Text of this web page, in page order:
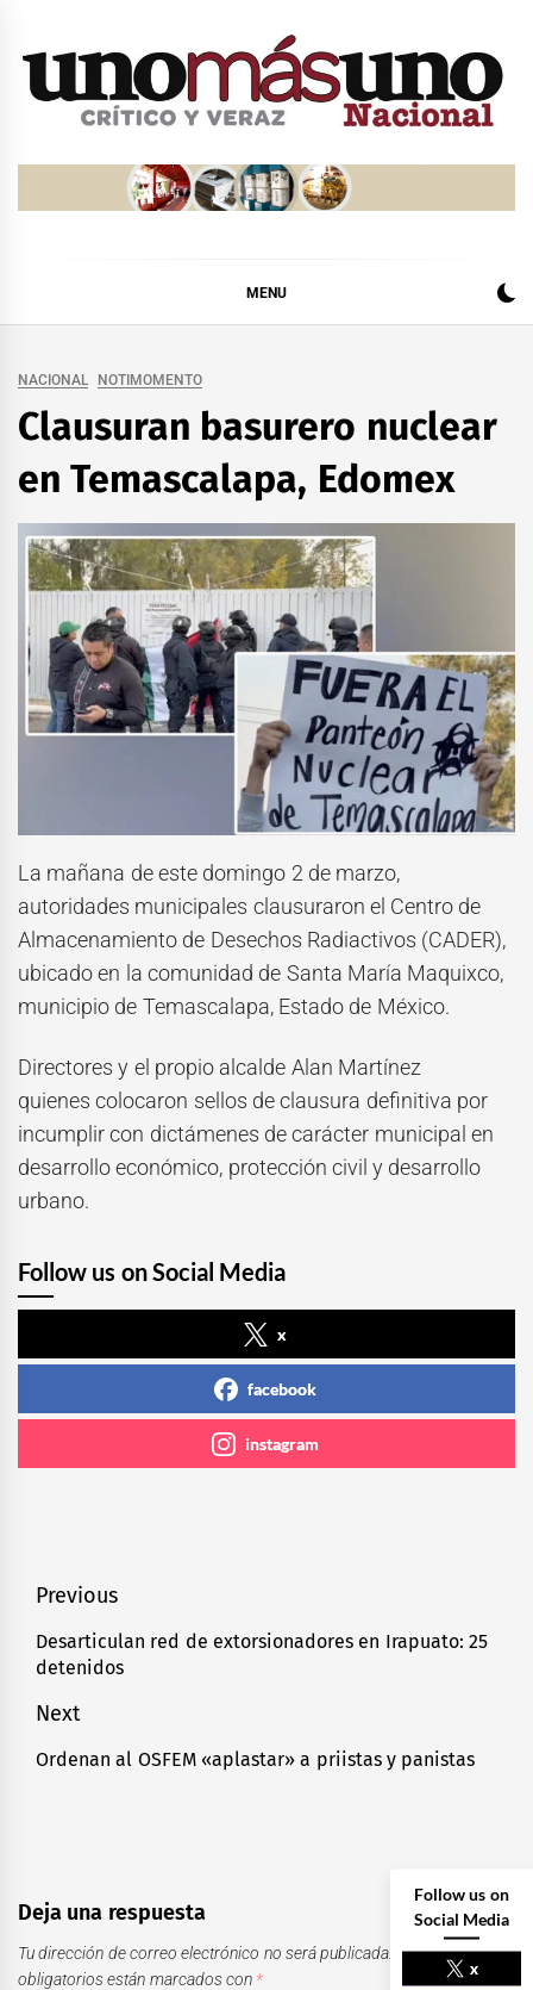
MENU
NACIONAL NOTIMOMENTO
Clausuran basurero nuclear
en Temascalapa, Edomex
La mañana de este domingo 2 de marzo,
autoridades municipales clausuraron el Centro de
Almacenamiento de Desechos Radiactivos (CADER),
ubicado en la comunidad de Santa María Maquixco,
municipio de Temascalapa, Estado de México.
Directores y el propio alcalde Alan Martínez
quienes colocaron sellos de clausura definitiva por
incumplir con dictámenes de carácter municipal en
desarrollo económico, protección civil y desarrollo
urbano.
Follow us on Social Media
x
facebook
instagram
Navegación
de
entradas
Previous
Previous
post:
Desarticulan red de extorsionadores en Irapuato: 25
detenidos
Next
Next
Ordenan al OSFEM «aplastar» a priistas y panistas
Deja una respuesta
Tu dirección de correo electrónico no será publicada.
Los campos
obligatorios están marcados con *
Follow us on
Social Media
x